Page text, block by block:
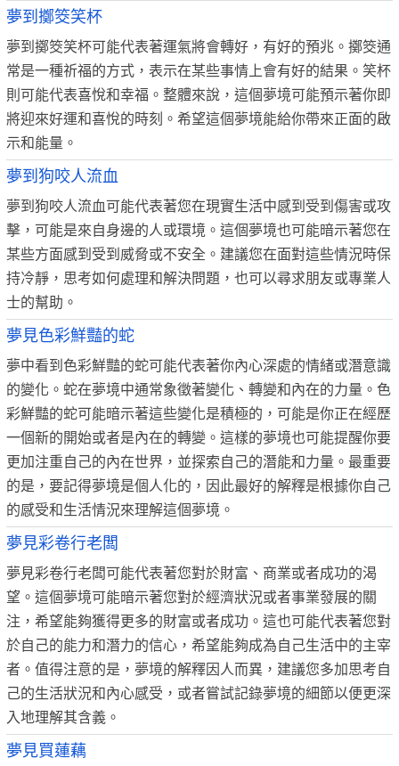
夢到擲筊笑杯
夢到擲筊笑杯可能代表著運氣將會轉好，有好的預兆。擲筊通
常是一種祈福的方式，表示在某些事情上會有好的結果。笑杯
則可能代表喜悅和幸福。整體來說，這個夢境可能預示著你即
將迎來好運和喜悅的時刻。希望這個夢境能給你帶來正面的啟
示和能量。
夢到狗咬人流血
夢到狗咬人流血可能代表著您在現實生活中感到受到傷害或攻
擊，可能是來自身邊的人或環境。這個夢境也可能暗示著您在
某些方面感到受到威脅或不安全。建議您在面對這些情況時保
持冷靜，思考如何處理和解決問題，也可以尋求朋友或專業人
士的幫助。
夢見色彩鮮豔的蛇
夢中看到色彩鮮豔的蛇可能代表著你內心深處的情緒或潛意識
的變化。蛇在夢境中通常象徵著變化、轉變和內在的力量。色
彩鮮豔的蛇可能暗示著這些變化是積極的，可能是你正在經歷
一個新的開始或者是內在的轉變。這樣的夢境也可能提醒你要
更加注重自己的內在世界，並探索自己的潛能和力量。最重要
的是，要記得夢境是個人化的，因此最好的解釋是根據你自己
的感受和生活情況來理解這個夢境。
夢見彩卷行老闆
夢見彩卷行老闆可能代表著您對於財富、商業或者成功的渴
望。這個夢境可能暗示著您對於經濟狀況或者事業發展的關
注，希望能夠獲得更多的財富或者成功。這也可能代表著您對
於自己的能力和潛力的信心，希望能夠成為自己生活中的主宰
者。值得注意的是，夢境的解釋因人而異，建議您多加思考自
己的生活狀況和內心感受，或者嘗試記錄夢境的細節以便更深
入地理解其含義。
夢見買蓮藕